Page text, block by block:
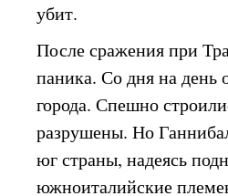
убит.
После сражения при
паника. Со дня на день
города. Спешно
разрушены. Но
юг страны, надеясь
южноиталийские